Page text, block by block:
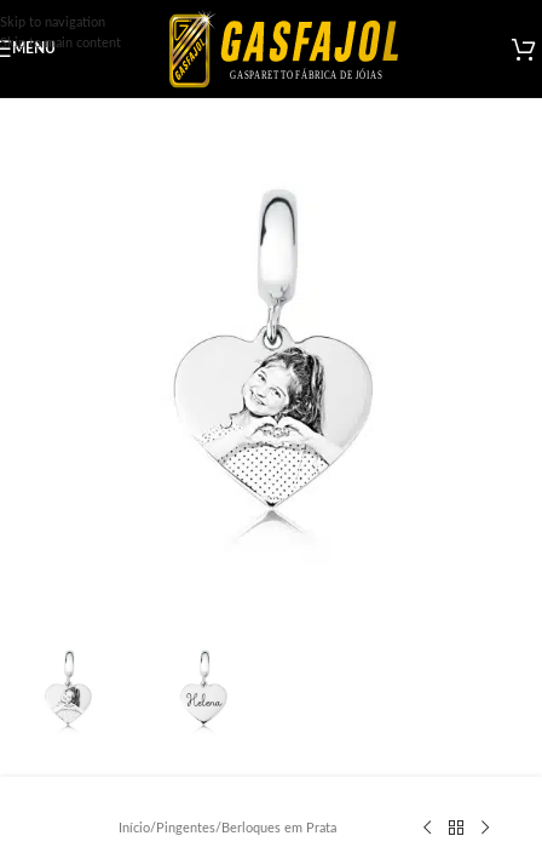
Skip to navigation
Skip to main content
MENU
Início/ Pingentes/ Berloques em Prata